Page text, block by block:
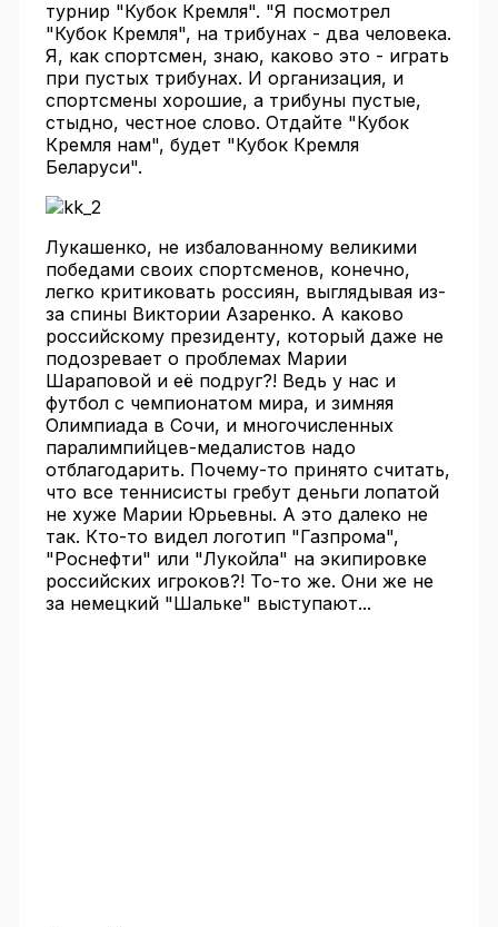
турнир "Кубок Кремля". "Я посмотрел
"Кубок Кремля", на трибунах - два человека.
Я, как спортсмен, знаю, каково это - играть
при пустых трибунах. И организация, и
спортсмены хорошие, а трибуны пустые,
стыдно, честное слово. Отдайте "Кубок
Кремля нам", будет "Кубок Кремля
Беларуси".
Лукашенко, не избалованному великими
победами своих спортсменов, конечно,
легко критиковать россиян, выглядывая из-
за спины Виктории Азаренко. А каково
российскому президенту, который даже не
подозревает о проблемах Марии
Шараповой и её подруг?! Ведь у нас и
футбол с чемпионатом мира, и зимняя
Олимпиада в Сочи, и многочисленных
паралимпийцев-медалистов надо
отблагодарить. Почему-то принято считать,
что все теннисисты гребут деньги лопатой
не хуже Марии Юрьевны. А это далеко не
так. Кто-то видел логотип "Газпрома",
"Роснефти" или "Лукойла" на экипировке
российских игроков?! То-то же. Они же не
за немецкий "Шальке" выступают...